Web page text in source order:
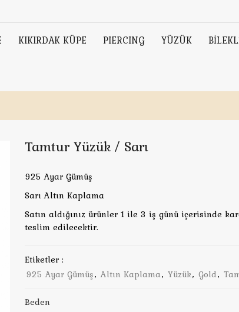
KIKIRDAK KÜPE PIERCING YÜZÜK
Tamtur Yüzük / Sarı
925 Ayar Gümüş
Sarı Altın Kaplama
Satın aldığınız ürünler 1 ile 3 iş günü içerisinde
teslim edilecektir.
Etiketler :
925 Ayar Gümüş, Altın Kaplama, Yüzük, Gold,
Beden